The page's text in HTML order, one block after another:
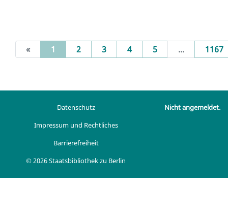
« 1 (current)
2 3 4 5 ... 1167
Datenschutz
Impressum und Rechtliches
Barrierefreiheit
© 2026 Staatsbibliothek zu Berlin
Nicht angemeldet.